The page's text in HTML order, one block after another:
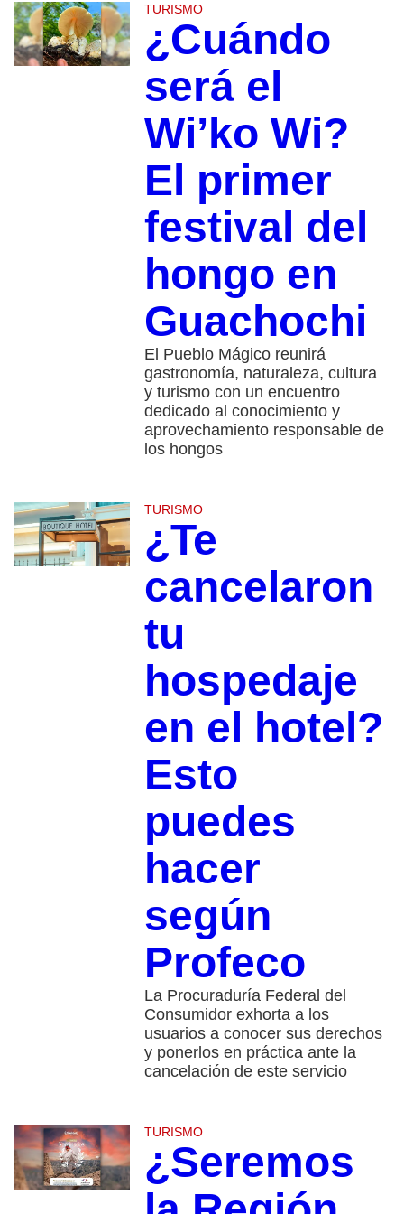
TURISMO
¿Cuándo
será el
Wi’ko Wi?
El primer
festival del
hongo en
Guachochi
El Pueblo Mágico reunirá
gastronomía, naturaleza, cultura
y turismo con un encuentro
dedicado al conocimiento y
aprovechamiento responsable de
los hongos
TURISMO
¿Te
cancelaron
tu
hospedaje
en el hotel?
Esto
puedes
hacer
según
Profeco
La Procuraduría Federal del
Consumidor exhorta a los
usuarios a conocer sus derechos
y ponerlos en práctica ante la
cancelación de este servicio
TURISMO
¿Seremos